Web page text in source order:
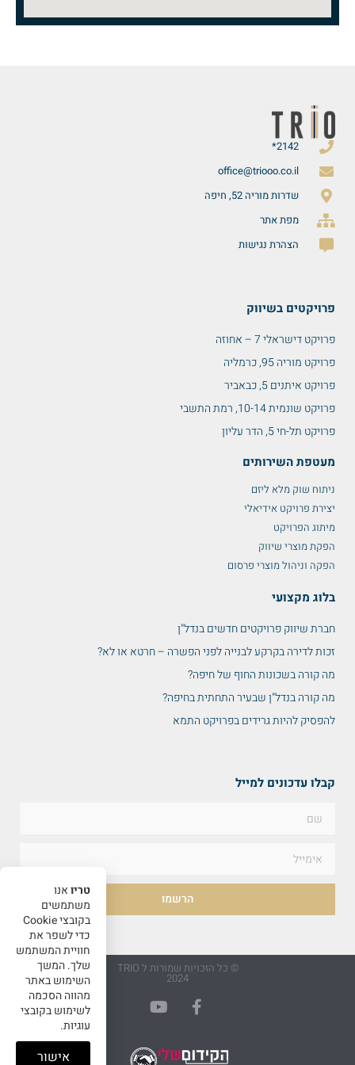
2142*
office@triooo.co.il
שדרות מוריה 52, חיפה
מפת אתר
הצהרת נגישות
פרויקטים בשיווק
פרויקט דישראלי 7 – אחוזה
פרויקט מוריה 95, כרמליה
פרויקט איתנים 5, כבאביר
פרויקט שונמית 10-14, רמת התשבי
פרויקט תל-חי 5, הדר עליון
מעטפת השירותים
ניתוח שוק מלא ליזם
יצירת פרויקט אידיאלי
מיתוג הפרויקט
הפקת מוצרי שיווק
הפקה וניהול מוצרי פרסום
בלוג מקצועי
חברת שיווק פרויקטים חדשים בנדל"ן
זכות לדירה בקרקע לבנייה לפני הפשרה – חרטא או לא?
מה קורה בשכונות החוף של חיפה?
מה קורה בנדל"ן שבעיר התחתית בחיפה?
להפסיק להיות גרידים בפרויקט התמא
קבלו עדכונים למייל
הרשמו
© כל הזכויות שמורות ל TRIO
2024
טריואנו
משתמשים
בקובצי Cookie
כדי לשפר את
חוויית המשתמש
שלך. המשך
השימוש באתר
מהווה הסכמה
לשימוש בקובצי
עוגיות.
אישור